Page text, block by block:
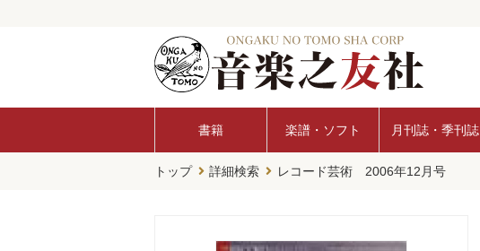
書籍 楽譜・ソフト 月刊誌・季刊誌
トップ 詳細検索 レコード芸術 2006年12月号